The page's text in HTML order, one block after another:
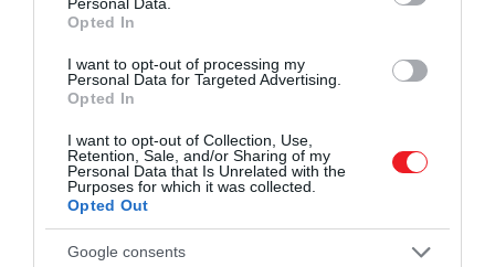
Opted In
I want to opt-out of processing my
Personal Data for Targeted Advertising.
Opted In
I want to opt-out of Collection, Use,
Retention, Sale, and/or Sharing of my
Personal Data that Is Unrelated with the
Purposes for which it was collected.
Opted Out
Google consents